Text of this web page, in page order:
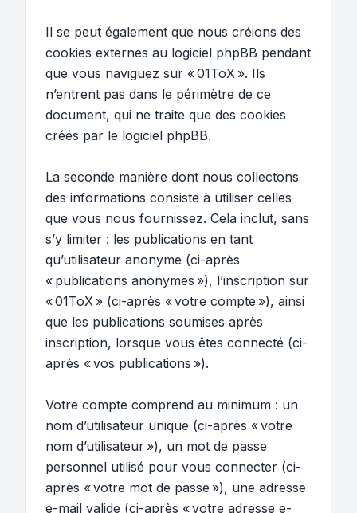
Il se peut également que nous créions des
cookies externes au logiciel phpBB pendant
que vous naviguez sur « 01ToX ». Ils
n’entrent pas dans le périmètre de ce
document, qui ne traite que des cookies
créés par le logiciel phpBB.
La seconde manière dont nous collectons
des informations consiste à utiliser celles
que vous nous fournissez. Cela inclut, sans
s’y limiter : les publications en tant
qu’utilisateur anonyme (ci-après
« publications anonymes »), l’inscription sur
« 01ToX » (ci-après « votre compte »), ainsi
que les publications soumises après
inscription, lorsque vous êtes connecté (ci-
après « vos publications »).
Votre compte comprend au minimum : un
nom d’utilisateur unique (ci-après « votre
nom d’utilisateur »), un mot de passe
personnel utilisé pour vous connecter (ci-
après « votre mot de passe »), une adresse
e-mail valide (ci-après « votre adresse e-